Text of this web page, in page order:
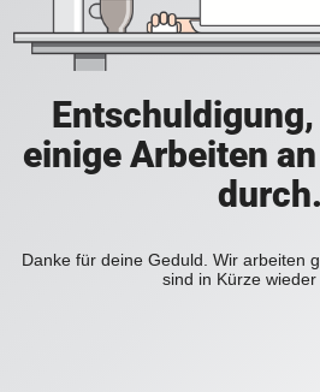
einige Arbeiten
durch.
Danke für deine Geduld. Wir arbeiten
sind in Kürze wieder